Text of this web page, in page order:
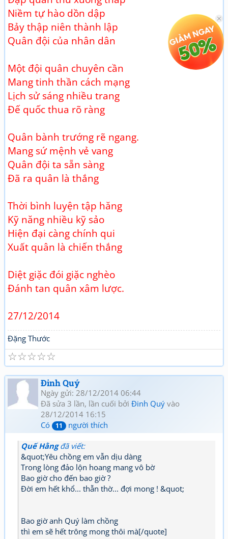
Niềm tự hào dồn dập
Bảy thập niên thành lập
Quân đội của nhân dân
Một đội quân chuyên cần
Mang tinh thần cách mạng
Lịch sử sáng nhiều trang
Đế quốc thua rõ ràng
Quân bành trướng rẽ ngang.
Mang sứ mệnh vẻ vang
Quân đội ta sẵn sàng
Đã ra quân là thắng
Thời bình luyện tập hăng
Kỹ năng nhiều kỹ sảo
Hiện đại càng chính qui
Xuất quân là chiến thắng
Diệt giặc đói giặc nghèo
Đánh tan quân xâm lược.
27/12/2014
Đặng Thước
☆
☆
☆
☆
☆
Đinh Quý
Ngày gửi: 28/12/2014 06:44
Đã sửa 3 lần, lần cuối bởi Đinh Quý vào
28/12/2014 16:15
Có
11 người thích
Quế Hằngđã viết:
&quot;Yêu chồng em vẫn dịu dàng
Trong lòng đảo lộn hoang mang vô bờ
Bao giờ cho đến bao giờ ?
Đời em hết khổ... thẫn thờ... đợi mong ! &quot;
Bao giờ anh Quý làm chồng
thì em sẽ hết trông mong thôi mà[/quote]